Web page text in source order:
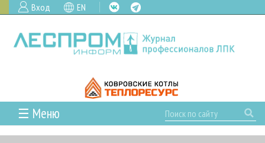
Вход EN
☰ Меню
ГЛАВНАЯ